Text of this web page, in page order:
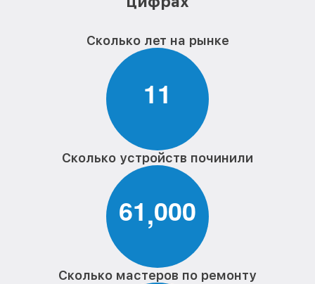
Сколько лет на рынке
11
Сколько устройств починили
61,000
Сколько мастеров по ремонту